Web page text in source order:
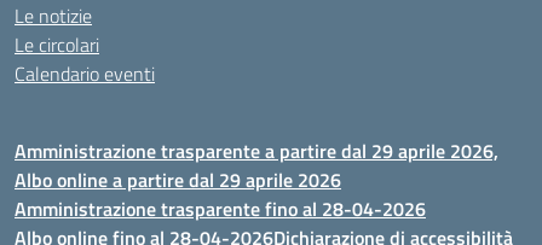
Le notizie
Le circolari
Calendario eventi
Amministrazione trasparente a partire dal 29 aprile 2026,
Albo online a partire dal 29 aprile 2026
Amministrazione trasparente fino al 28-04-2026
Albo online fino al 28-04-2026Dichiarazione di accessibilità